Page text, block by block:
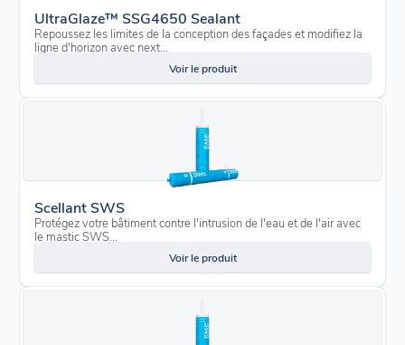
UltraGlaze™ SSG4650 Sealant
Repoussez les limites de la conception des façades et modifiez la
ligne d'horizon avec next...
Voir le produit
Scellant SWS
Protégez votre bâtiment contre l'intrusion de l'eau et de l'air avec
le mastic SWS...
Voir le produit